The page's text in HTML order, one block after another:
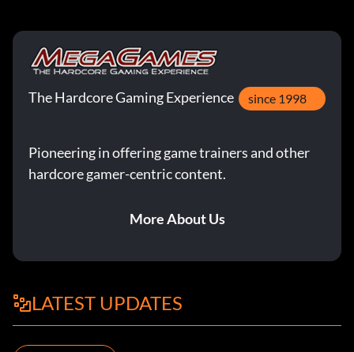
The Hardcore Gaming Experience since 1998
Pioneering in offering game trainers and other
hardcore gamer-centric content.
More About Us
LATEST UPDATES